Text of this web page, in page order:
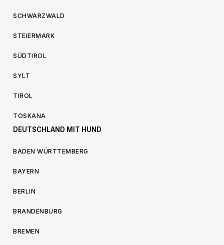
SCHWARZWALD
STEIERMARK
SÜDTIROL
SYLT
TIROL
TOSKANA
DEUTSCHLAND MIT HUND
BADEN WÜRTTEMBERG
BAYERN
BERLIN
BRANDENBURG
BREMEN